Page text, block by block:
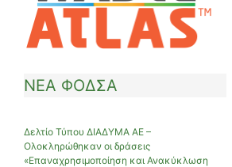
ΝΕΑ ΦΟΔΣΑ
Δελτίο Τύπου ΔΙΑΔΥΜΑ ΑΕ –
Ολοκληρώθηκαν οι δράσεις
«Επαναχρησιμοποίηση και Ανακύκλωση